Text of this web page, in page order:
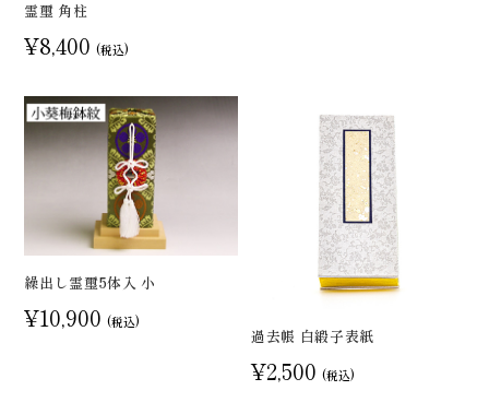
霊璽 角柱
¥8,400 (税込)
繰出し霊璽5体入 小
¥10,900 (税込)
過去帳 白緞子表紙
¥2,500 (税込)